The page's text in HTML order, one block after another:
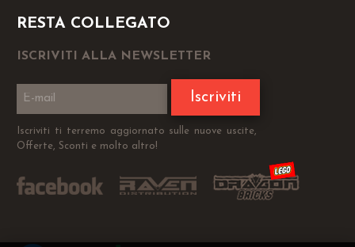
RESTA COLLEGATO
ISCRIVITI ALLA NEWSLETTER
Iscriviti
Iscriviti ti terremo aggiornato sulle nuove uscite,
Offerte, Sconti e molto altro!